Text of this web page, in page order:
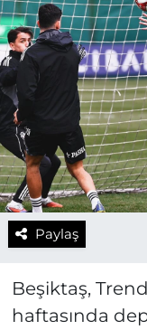
Paylaş
Beşiktaş,
haftasında